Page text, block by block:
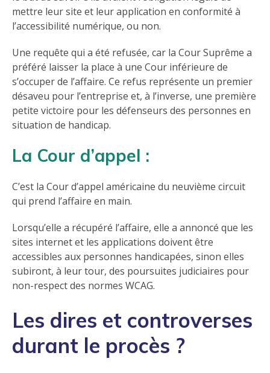
mettre leur site et leur application en conformité à
l’accessibilité numérique, ou non.
Une requête qui a été refusée, car la Cour Suprême a
préféré laisser la place à une Cour inférieure de
s’occuper de l’affaire. Ce refus représente un premier
désaveu pour l’entreprise et, à l’inverse, une première
petite victoire pour les défenseurs des personnes en
situation de handicap.
La Cour d’appel :
C’est la Cour d’appel américaine du neuvième circuit
qui prend l’affaire en main.
Lorsqu’elle a récupéré l’affaire, elle a annoncé que les
sites internet et les applications doivent être
accessibles aux personnes handicapées, sinon elles
subiront, à leur tour, des poursuites judiciaires pour
non-respect des normes WCAG.
Les dires et controverses
durant le procès ?